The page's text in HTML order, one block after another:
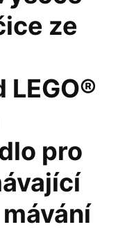
ze
pro